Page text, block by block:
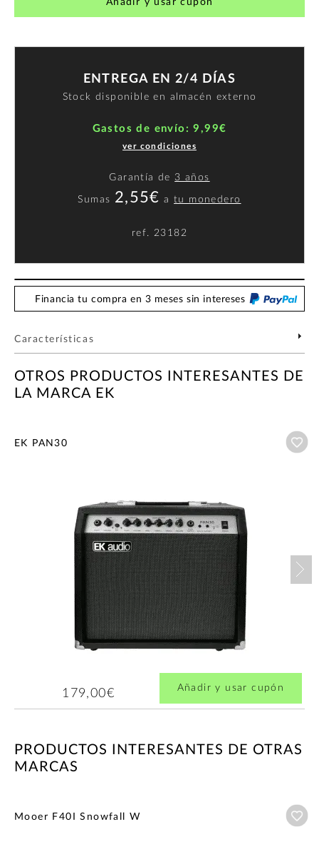
Añadir y usar cupón
ENTREGA EN 2/4 DÍAS
Stock disponible en almacén externo
Gastos de envío: 9,99€
ver condiciones
Garantía de 3 años
Sumas 2,55€ atu monedero
ref. 23182
Financia tu compra en 3 meses sin intereses
Características
OTROS PRODUCTOS INTERESANTES DE
LA MARCA EK
EK PAN30
179,00€ Añadir y usar cupón
PRODUCTOS INTERESANTES DE OTRAS
MARCAS
Mooer F40I Snowfall W